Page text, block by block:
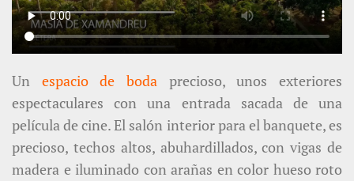
Un espacio de boda precioso, unos exteriores
espectaculares con una entrada sacada de una
película de cine. El salón interior para el banquete, es
precioso, techos altos, abuhardillados, con vigas de
madera e iluminado con arañas en color hueso roto